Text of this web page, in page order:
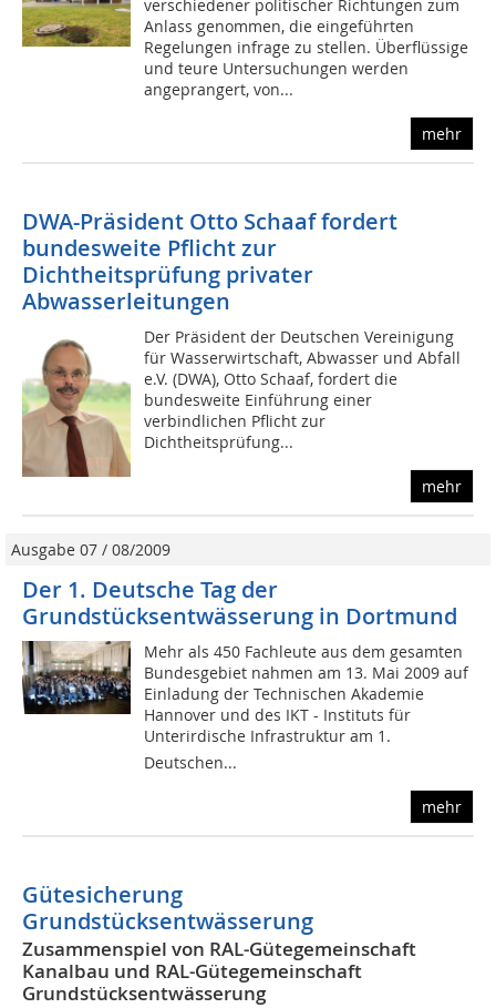
verschiedener politischer Richtungen zum
Anlass genommen, die eingeführten
Regelungen infrage zu stellen. Überflüssige
und teure Untersuchungen werden
angeprangert, von...
mehr
DWA-Präsident Otto Schaaf fordert
bundesweite Pflicht zur
Dichtheitsprüfung privater
Abwasserleitungen
Der Präsident der Deutschen Vereinigung
für Wasserwirtschaft, Abwasser und Abfall
e.V. (DWA), Otto Schaaf, fordert die
bundesweite Einführung einer
verbindlichen Pflicht zur
Dichtheitsprüfung...
mehr
Ausgabe 07 / 08/2009
Der 1. Deutsche Tag der
Grundstücksentwässerung in Dortmund
Mehr als 450 Fachleute aus dem gesamten
Bundesgebiet nahmen am 13. Mai 2009 auf
Einladung der Technischen Akademie
Hannover und des IKT - Instituts für
Unterirdische Infrastruktur am 1.
Deutschen...
mehr
Gütesicherung
Grundstücksentwässerung
Zusammenspiel von RAL-Gütegemeinschaft
Kanalbau und RAL-Gütegemeinschaft
Grundstücksentwässerung